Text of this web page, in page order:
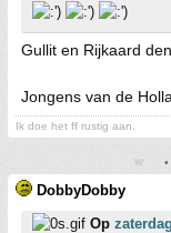
Gullit en Rijkaard
Jongens van de
Ik doe het ff rustig aan.
DobbyDobby
Op